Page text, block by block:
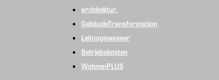
architektur.
GebäudeTransformation
Leitungswasser
Betriebskosten
WohnenPLUS